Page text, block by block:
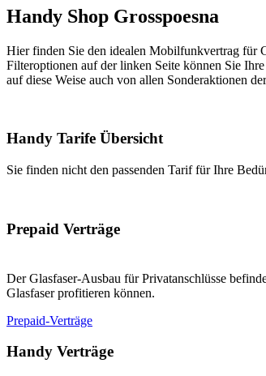
Handy Shop Grosspoesna
Hier finden Sie den idealen Mobilfunkvertrag für
Filteroptionen auf der linken Seite können Sie
auf diese Weise auch von allen Sonderaktionen
Handy Tarife Übersicht
Sie finden nicht den passenden Tarif für Ihre
Prepaid Verträge
Der Glasfaser-Ausbau für Privatanschlüsse
Glasfaser profitieren können.
Prepaid-Verträge
Handy Verträge